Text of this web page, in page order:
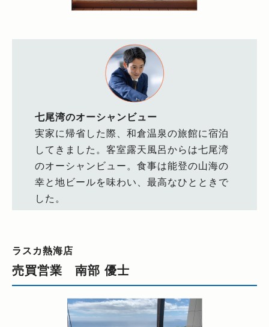
七尾湾のオーシャンビュー
実家に帰省した際、和倉温泉の旅館に宿泊
してきました。客室露天風呂からは七尾湾
のオーシャンビュー。食事は能登の山海の
幸と地ビールを味わい、最高なひとときで
した。
ラスカ熱海店
売買営業 南部 優士